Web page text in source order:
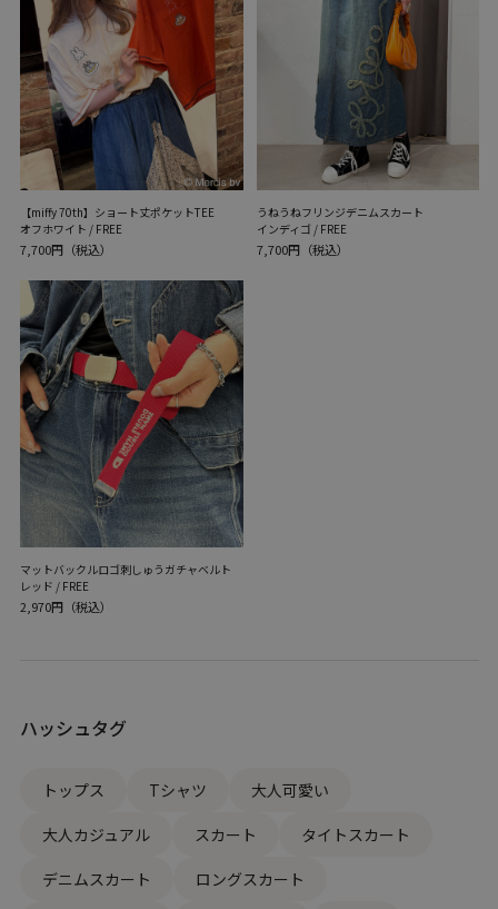
【miffy 70th】ショート丈ポケットTEE
オフホワイト / FREE
7,700円（税込）
うねうねフリンジデニムスカート
インディゴ / FREE
7,700円（税込）
マットバックルロゴ刺しゅうガチャベルト
レッド / FREE
2,970円（税込）
ハッシュタグ
トップス Tシャツ
大人可愛い
大人カジュアル
スカート
タイトスカート
デニムスカート
ロングスカート